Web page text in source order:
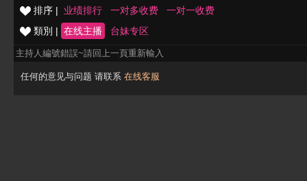
排序 | 业绩排行 一对多收费
一对一收费
類別 | 在线主播 台妹专区
主持人編號錯誤~請回上一頁重新輸入
任何的意见与问题 请联系 在线客服